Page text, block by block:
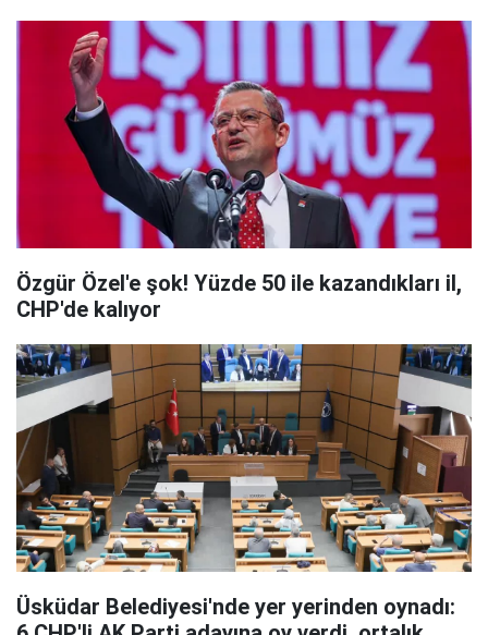
Özgür Özel'e şok! Yüzde 50 ile kazandıkları il,
CHP'de kalıyor
Üsküdar Belediyesi'nde yer yerinden oynadı: